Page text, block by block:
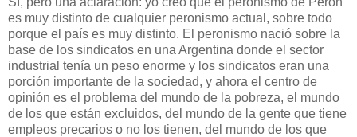
es muy distinto de cualquier peronismo actual, sobre todo
porque el país es muy distinto. El peronismo nació sobre la
base de los sindicatos en una Argentina donde el sector
industrial tenía un peso enorme y los sindicatos eran una
porción importante de la sociedad, y ahora el centro de
opinión es el problema del mundo de la pobreza, el mundo
de los que están excluidos, del mundo de la gente que tiene
empleos precarios o no los tienen, del mundo de los que